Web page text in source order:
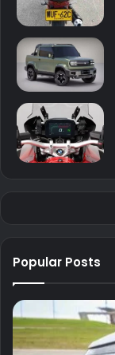
Popular Posts